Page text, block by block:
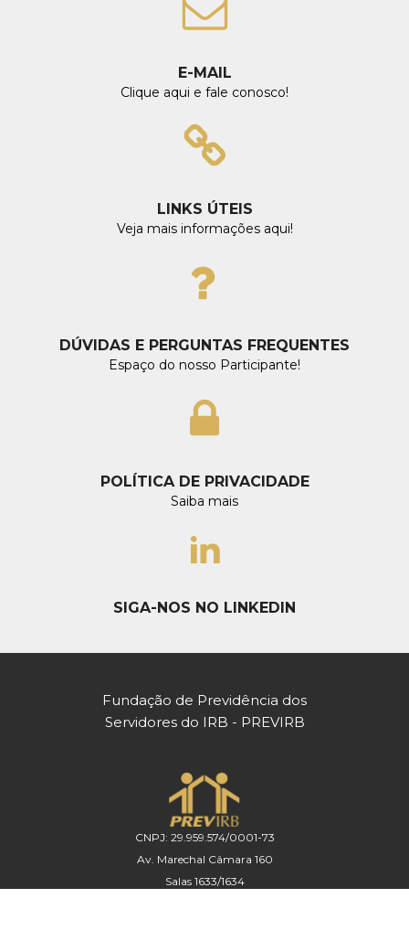
E-MAIL
Clique aqui e fale conosco!
LINKS ÚTEIS
Veja mais informações aqui!
DÚVIDAS E PERGUNTAS FREQUENTES
Espaço do nosso Participante!
POLÍTICA DE PRIVACIDADE
Saiba mais
SIGA-NOS NO LINKEDIN
Fundação de Previdência dos
Servidores do IRB - PREVIRB
CNPJ: 29.959.574/0001-73
Av. Marechal Câmara 160
Salas 1633/1634